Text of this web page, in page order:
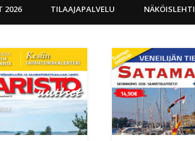
2026 TILAAJAPALVELU NÄKÖISLEHTI